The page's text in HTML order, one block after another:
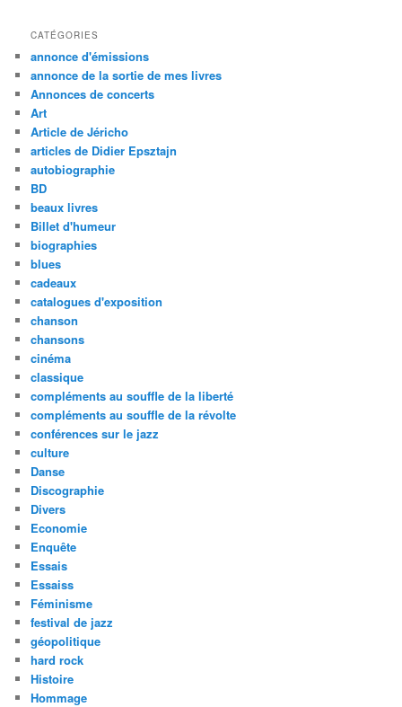
CATÉGORIES
annonce d'émissions
annonce de la sortie de mes livres
Annonces de concerts
Art
Article de Jéricho
articles de Didier Epsztajn
autobiographie
BD
beaux livres
Billet d'humeur
biographies
blues
cadeaux
catalogues d'exposition
chanson
chansons
cinéma
classique
compléments au souffle de la liberté
compléments au souffle de la révolte
conférences sur le jazz
culture
Danse
Discographie
Divers
Economie
Enquête
Essais
Essaiss
Féminisme
festival de jazz
géopolitique
hard rock
Histoire
Hommage